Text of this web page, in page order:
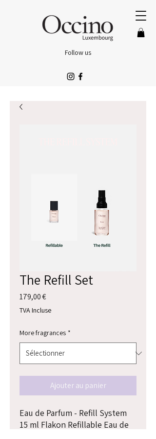
Follow us
The Refill Set
179,00 €Prix
TVA Incluse
More fragrances *
Ajouter au panier
Eau de Parfum - Refill System
15 ml Flakon Refillable Eau de